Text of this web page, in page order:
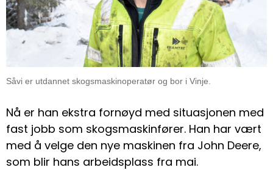
Såvi er utdannet skogsmaskinoperatør og bor i Vinje.
Nå er han ekstra fornøyd med situasjonen med
fast jobb som skogsmaskinfører. Han har vært
med å velge den nye maskinen fra John Deere,
som blir hans arbeidsplass fra mai.